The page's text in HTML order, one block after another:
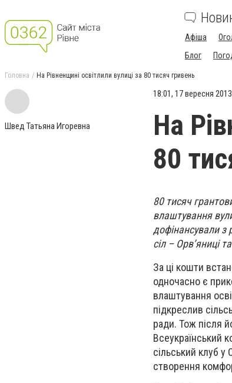
Афіша
Блог
Головна На Рівненщині освітлили вулиці за 80 тисяч гривень
Швед Татьяна Игоревна
18:01, 17 вересня
На
80
80 тисяч
влаштування
дофінансували з
сіл – Орв’яниці
За ці кошти
одночасно є
влаштування
підкреслив
ради. Тож після
Всеукраїнський
сільський клуб у
створення